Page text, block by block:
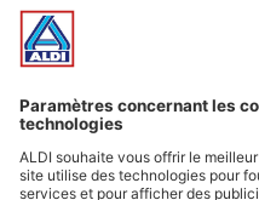
Offres
Infos essentielles
Suivez ALDI